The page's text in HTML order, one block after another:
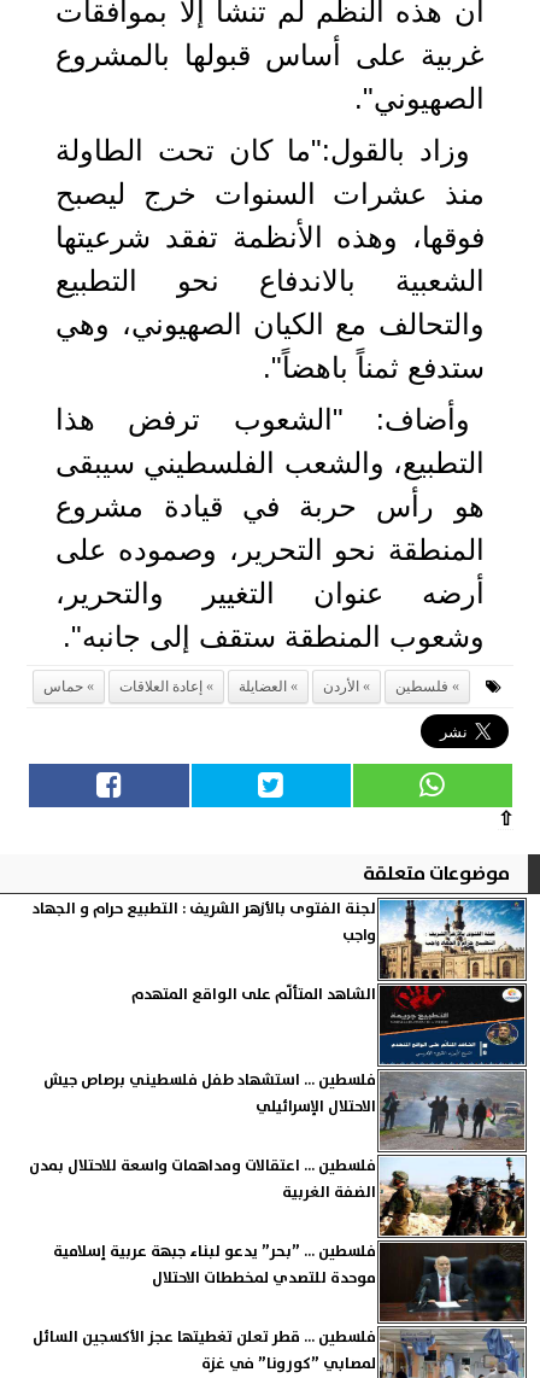
أن هذه النظم لم تنشأ إلا بموافقات
غربية على أساس قبولها بالمشروع
الصهيوني".
وزاد بالقول:"ما كان تحت الطاولة
منذ عشرات السنوات خرج ليصبح
فوقها، وهذه الأنظمة تفقد شرعيتها
الشعبية بالاندفاع نحو التطبيع
والتحالف مع الكيان الصهيوني، وهي
ستدفع ثمناً باهضاً".
وأضاف: "الشعوب ترفض هذا
التطبيع، والشعب الفلسطيني سيبقى
هو رأس حربة في قيادة مشروع
المنطقة نحو التحرير، وصموده على
أرضه عنوان التغيير والتحرير،
وشعوب المنطقة ستقف إلى جانبه".
فلسطين الأردن العضايلة إعادة العلاقات حماس
⇧
موضوعات متعلقة
لجنة الفتوى بالأزهر الشريف : التطبيع حرام و الجهاد
واجب
الشاهد المتألّم على الواقع المتهدم
فلسطين ... استشهاد طفل فلسطيني برصاص جيش
الاحتلال الإسرائيلي
فلسطين ... اعتقالات ومداهمات واسعة للاحتلال بمدن
الضفة الغربية
فلسطين ... ”بحر” يدعو لبناء جبهة عربية إسلامية
موحدة للتصدي لمخططات الاحتلال
فلسطين ... قطر تعلن تغطيتها عجز الأكسجين السائل
لمصابي ”كورونا” في غزة